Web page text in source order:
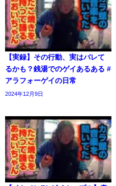
【実録】その行動、実はバレて
るかも？銭湯でのゲイあるある #
アラフォーゲイの日常
2024年12月9日